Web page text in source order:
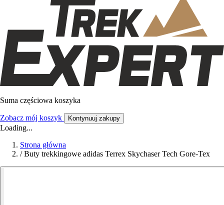
Suma częściowa koszyka
Zobacz mój koszyk Kontynuuj zakupy
Loading...
Strona główna
/ Buty trekkingowe adidas Terrex Skychaser Tech Gore-Tex